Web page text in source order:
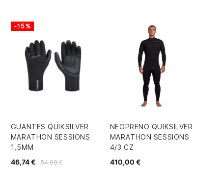
GUANTES QUIKSILVER
MARATHON SESSIONS
1,5MM
54,99 €
46,74 €
-15%
NEOPRENO QUIKSILVER
MARATHON SESSIONS
4/3 CZ
410,00 €